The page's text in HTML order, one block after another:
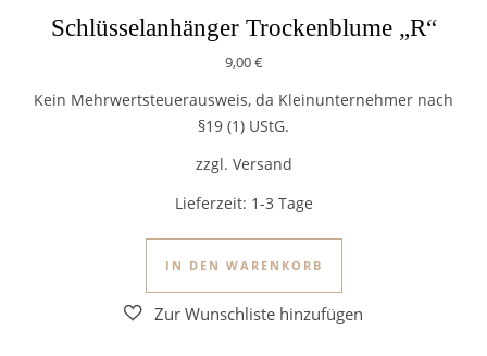
Schlüsselanhänger Trockenblume „R“
9,00€
Kein Mehrwertsteuerausweis, da Kleinunternehmer nach
§19 (1) UStG.
zzgl. Versand
Lieferzeit: 1-3 Tage
IN DEN WARENKORB